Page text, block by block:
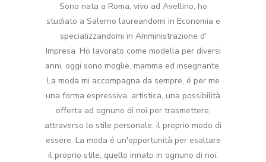
Sono nata a Roma, vivo ad Avellino, ho
studiato a Salerno laureandomi in Economia e
specializzandomi in Amministrazione d'
Impresa. Ho lavorato come modella per diversi
anni, oggi sono moglie, mamma ed insegnante.
La moda mi accompagna da sempre, é per me
una forma espressiva, artistica, una possibilità
offerta ad ognuno di noi per trasmettere,
attraverso lo stile personale, il proprio modo di
essere. La moda é un'opportunità per esaltare
il proprio stile, quello innato in ognuno di noi.